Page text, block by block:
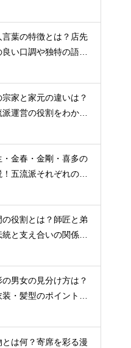
を徹底解説
言葉の特徴とは？店先
良い口調や独特の語尾
い回しの特徴を解説
宗家と家元の違いは？
運営の役割をわかり
・金春・金剛・喜多の
五流派それぞれの成
の特徴に迫る
役割とは？師匠と弟
と支え合いの関係を
男女の見分け方は？
装・髪型のポイントか
性役を解説
は何？寄席を彩る漫